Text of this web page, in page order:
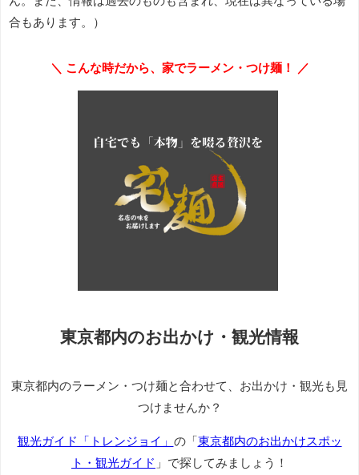
合もあります。）
＼ こんな時だから、家でラーメン・つけ麺！ ／
東京都内のお出かけ・観光情報
東京都内のラーメン・つけ麺と合わせて、お出かけ・観光も見
つけませんか？
観光ガイド「トレンジョイ」 の「東京都内のお出かけスポッ
ト・観光ガイド 」で探してみましょう！